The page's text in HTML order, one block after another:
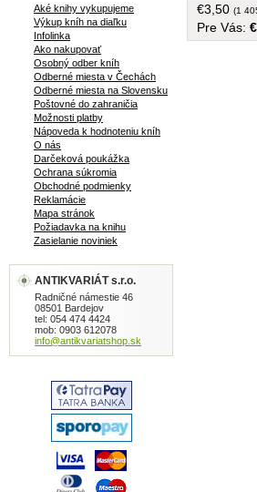
€3,50 (1
Pre Vás:
Aké knihy vykupujeme
Výkup kníh na diaľku
Infolinka
Ako nakupovať
Osobný odber kníh
Odberné miesta v Čechách
Odberné miesta na Slovensku
Poštovné do zahraničia
Možnosti platby
Nápoveda k hodnoteniu kníh
O nás
Darčeková poukážka
Ochrana súkromia
Obchodné podmienky
Reklamácie
Mapa stránok
Požiadavka na knihu
Zasielanie noviniek
ANTIKVARIÁT s.r.o.
Radničné námestie 46
08501 Bardejov
tel: 054 474 4424
mob: 0903 612078
info@antikvariatshop.sk